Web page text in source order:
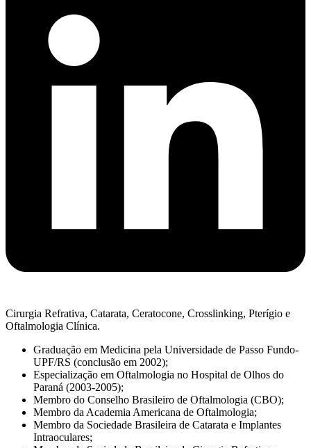
Cirurgia Refrativa, Catarata, Ceratocone, Crosslinking, Pterígio e
Oftalmologia Clínica.
Graduação em Medicina pela Universidade de Passo Fundo-
UPF/RS (conclusão em 2002);
Especialização em Oftalmologia no Hospital de Olhos do
Paraná (2003-2005);
Membro do Conselho Brasileiro de Oftalmologia (CBO);
Membro da Academia Americana de Oftalmologia;
Membro da Sociedade Brasileira de Catarata e Implantes
Intraoculares;